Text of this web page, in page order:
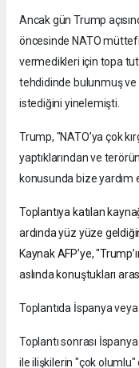
Ancak gün Trump
öncesinde NATO
vermedikleri için topa
tehdidinde bulunmuş ve
istediğini yinelemişti.
Trump, "NATO’ya çok
yaptıklarından ve
konusunda bize
Toplantıya katılan
ardında yüz yüze
Kaynak AFP’ye,
aslında konuştukları
Toplantıda İspanya
Toplantı sonrası
ile ilişkilerin "çok olumlu"